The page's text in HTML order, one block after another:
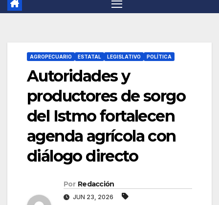
AGROPECUARIO ESTATAL LEGISLATIVO POLÍTICA
Autoridades y
productores de sorgo
del Istmo fortalecen
agenda agrícola con
diálogo directo
Por Redacción
JUN 23, 2026